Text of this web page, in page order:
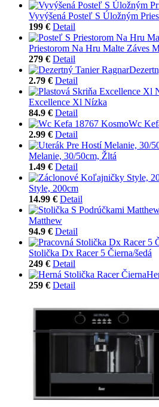
Vyvýšená Posteľ S Úložným
199 € Detail
Priestorom Na Hru Malte Záves
279 € Detail
2.79 € Detail
Excellence Xl Nízka
84.9 € Detail
Wc
2.99 € Detail
Melanie, 30/50cm, Žltá
1.49 € Detail
Style, 200cm
14.99 € Detail
Matthew
94.9 € Detail
Stolička Dx Racer 5 Čierna/šedá
249 € Detail
259 € Detail